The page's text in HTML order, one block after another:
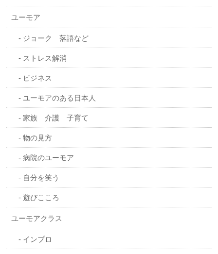
ユーモア
ジョーク 落語など
ストレス解消
ビジネス
ユーモアのある日本人
家族 介護 子育て
物の見方
病院のユーモア
自分を笑う
遊びこころ
ユーモアクラス
インプロ